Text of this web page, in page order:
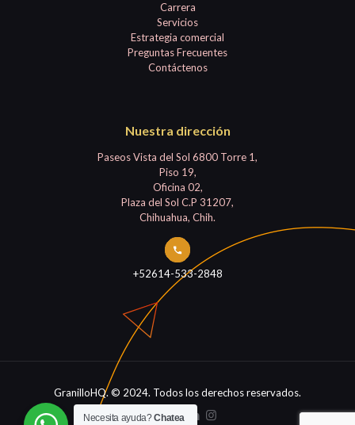
Carrera
Servicios
Estrategia comercial
Preguntas Frecuentes
Contáctenos
Nuestra dirección
Paseos Vista del Sol 6800 Torre 1,
Piso 19,
Oficina 02,
Plaza del Sol C.P 31207,
Chihuahua, Chih.
+52614-533-2848
GranilloHQ. © 2024. Todos los derechos reservados.
Necesita ayuda?Chatea